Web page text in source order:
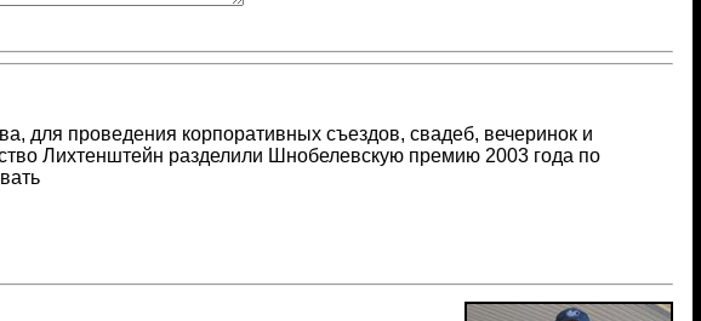
для проведения корпоративных съездов, свадеб, вечеринок и
Лихтенштейн разделили Шнобелевскую премию 2003 года по